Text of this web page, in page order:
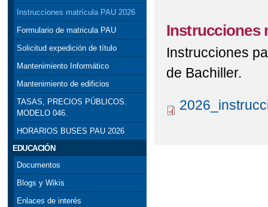
Instrucciones matrícula PAU 2026
Formulario de matricula PAU
Solicitud expedición de título
Mantenimiento Informático
Mantenimiento de edificios
TASAS, PRECIOS PÚBLICOS.
MODELO 046.
HORARIOS BUSES PAU 2026
EDUCACIÓN
Documentos
Blogs y Wikis
Enlaces de interés
Instrucciones
Instrucciones
de Bachiller.